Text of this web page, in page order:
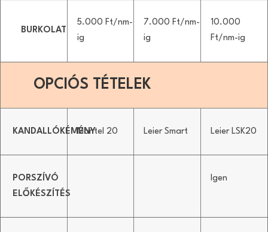
BURKOLAT
5.000 Ft/nm-
ig
7.000 Ft/nm-
ig
10.000
Ft/nm-ig
OPCIÓS TÉTELEK
KANDALLÓKÉMÉNYMontel 20 Leier Smart Leier LSK20
PORSZÍVÓ
ELŐKÉSZÍTÉS
Igen